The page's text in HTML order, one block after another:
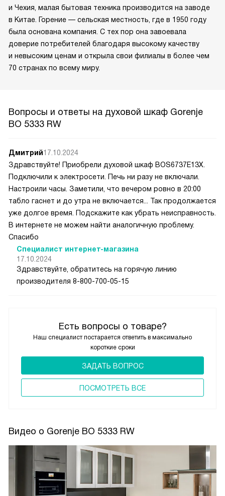
и Чехия, малая бытовая техника производится на заводе
в Китае. Горение — сельская местность, где в 1950 году
была основана компания. С тех пор она завоевала
доверие потребителей благодаря высокому качеству
и невысоким ценам и открыла свои филиалы в более чем
70 странах по всему миру.
Вопросы и ответы на духовой шкаф Gorenje
BO 5333 RW
Есть вопросы о товаре?
Наш специалист постарается ответить в максимально
короткие сроки
ЗАДАТЬ ВОПРОС
ПОCМОТРЕТЬ ВСЕ
Дмитрий17.10.2024
Здравствуйте! Приобрели духовой шкаф BOS6737E13X.
Подключили к электросети. Печь ни разу не включали.
Настроили часы. Заметили, что вечером ровно в 20:00
табло гаснет и до утра не включается... Так продолжается
уже долгое время. Подскажите как убрать неисправность.
В интернете не можем найти аналогичную проблему.
Спасибо
Специалист интернет-магазина
17.10.2024
Здравствуйте, обратитесь на горячую линию
производителя 8-800-700-05-15
Видео о Gorenje BO 5333 RW